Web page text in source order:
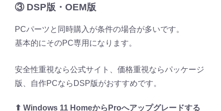
③ DSP版・OEM版
PCパーツと同時購入が条件の場合が多いです。
基本的にそのPC専用になります。
安全性重視なら公式サイト、価格重視ならパッケージ
版、自作PCならDSP版がおすすめです。
⬆ Windows 11 HomeからProへアップグレードする